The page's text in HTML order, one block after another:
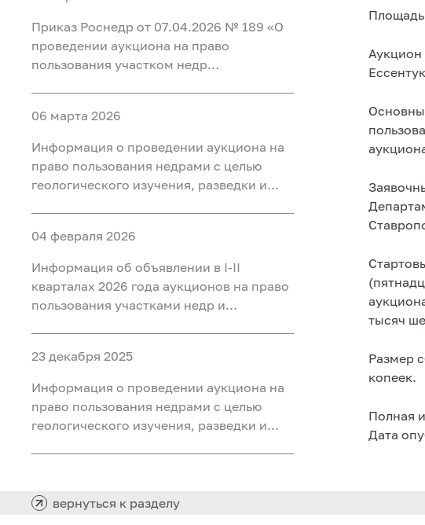
Тюменской области и Кондинском
районе ХМАО-Югра
Приказ Роснедр от 07.04.2026 № 189 «О
проведении аукциона на право
пользования участком недр
на территории Красноярского края, для
разведки и добычи полезных
ископаемых, в том числе добычи
полезных ископаемых и полезных
компонентов из отходов
недропользования, в том числе из
вскрышных и вмещающих горных пород,
недропользования, в том числе
вскрышных и вмещающих горных пород»
06 марта 2026
Информация о проведении аукциона на
право пользования недрами с целью
геологического изучения, разведки и
расположенного на территории Ханты-
Мансийского района Ханты-
Мансийского автономного округа - Югры
04 февраля 2026
Информация об объявлении в I-II
кварталах 2026 года аукционов на право
пользования участками недр и
23 декабря 2025
Информация о проведении аукциона на
право пользования недрами с целью
геологического изучения, разведки и
Белоярского района Ханты-Мансийского
Аукцион
тысяч
Размер
копеек.
Полная
Дата
вернуться к разделу